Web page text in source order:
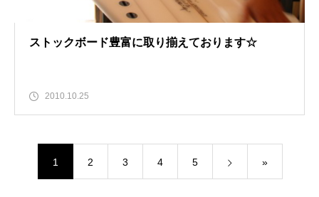
ストックボード豊富に取り揃えております☆
2010.10.25
1 2 3 4 5 »